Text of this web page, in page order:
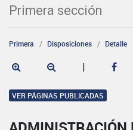
Primera sección
Primera Disposiciones Detalle
|
VER PÁGINAS PUBLICADAS